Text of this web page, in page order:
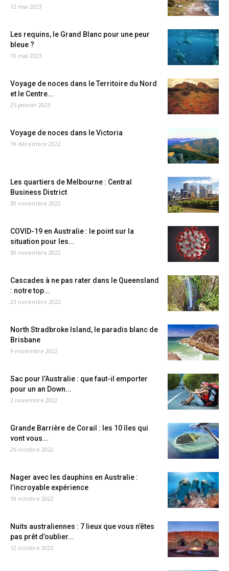
12 mai 2023
Les requins, le Grand Blanc pour une peur
bleue ?
10 mai 2023
Voyage de noces dans le Territoire du Nord
et le Centre...
25 janvier 2023
Voyage de noces dans le Victoria
19 décembre 2022
Les quartiers de Melbourne : Central
Business District
30 novembre 2022
COVID-19 en Australie : le point sur la
situation pour les...
30 novembre 2022
Cascades à ne pas rater dans le Queensland
: notre top...
23 novembre 2022
North Stradbroke Island, le paradis blanc de
Brisbane
9 novembre 2022
Sac pour l’Australie : que faut-il emporter
pour un an Down...
2 novembre 2022
Grande Barrière de Corail : les 10 îles qui
vont vous...
26 octobre 2022
Nager avec les dauphins en Australie :
l’incroyable expérience
19 octobre 2022
Nuits australiennes : 7 lieux que vous n’êtes
pas prêt d’oublier...
12 octobre 2022